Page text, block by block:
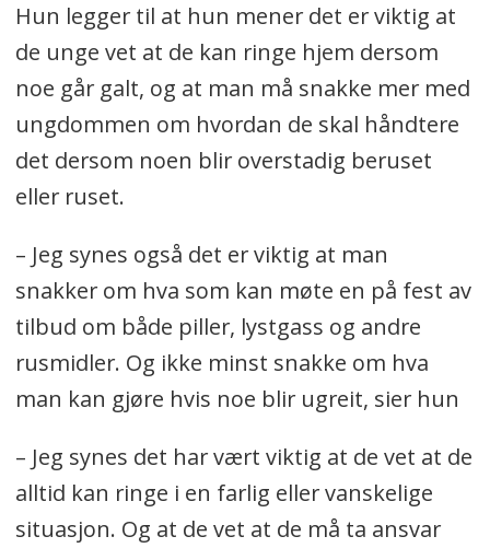
Hun legger til at hun mener det er viktig at
de unge vet at de kan ringe hjem dersom
noe går galt, og at man må snakke mer med
ungdommen om hvordan de skal håndtere
det dersom noen blir overstadig beruset
eller ruset.
– Jeg synes også det er viktig at man
snakker om hva som kan møte en på fest av
tilbud om både piller, lystgass og andre
rusmidler. Og ikke minst snakke om hva
man kan gjøre hvis noe blir ugreit, sier hun
– Jeg synes det har vært viktig at de vet at de
alltid kan ringe i en farlig eller vanskelige
situasjon. Og at de vet at de må ta ansvar